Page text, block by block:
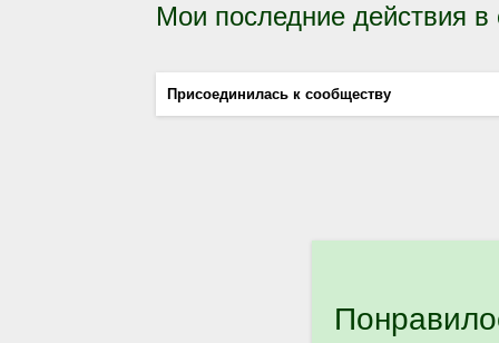
Мои последние действия
Присоединилась к сообществу